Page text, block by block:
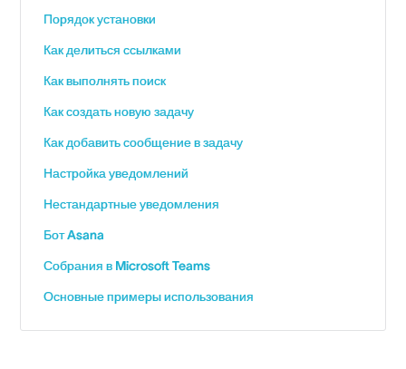
Порядок установки
Как делиться ссылками
Как выполнять поиск
Как создать новую задачу
Как добавить сообщение в задачу
Настройка уведомлений
Нестандартные уведомления
Бот Asana
Собрания в Microsoft Teams
Основные примеры использования